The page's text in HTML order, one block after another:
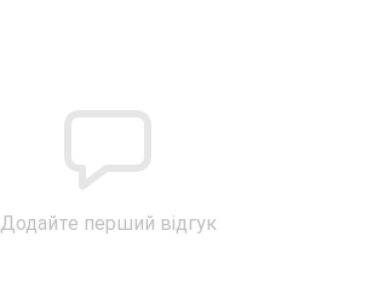
Додайте перший відгук